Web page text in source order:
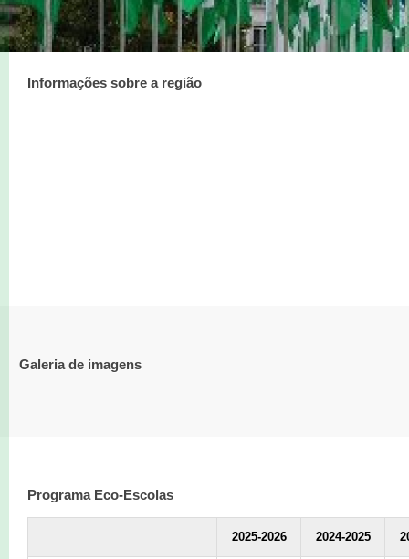
Informações sobre a região
Galeria de imagens
Programa Eco-Escolas
2025-2026 2024-2025